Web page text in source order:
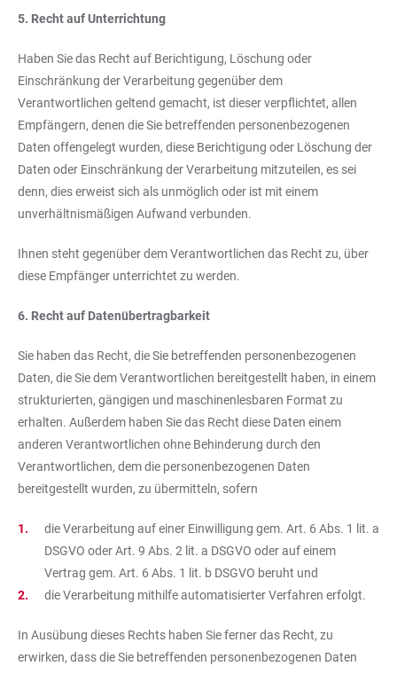
5. Recht auf Unterrichtung
Haben Sie das Recht auf Berichtigung, Löschung oder
Einschränkung der Verarbeitung gegenüber dem
Verantwortlichen geltend gemacht, ist dieser verpflichtet, allen
Empfängern, denen die Sie betreffenden personenbezogenen
Daten offengelegt wurden, diese Berichtigung oder Löschung der
Daten oder Einschränkung der Verarbeitung mitzuteilen, es sei
denn, dies erweist sich als unmöglich oder ist mit einem
unverhältnismäßigen Aufwand verbunden.
Ihnen steht gegenüber dem Verantwortlichen das Recht zu, über
diese Empfänger unterrichtet zu werden.
6. Recht auf Datenübertragbarkeit
Sie haben das Recht, die Sie betreffenden personenbezogenen
Daten, die Sie dem Verantwortlichen bereitgestellt haben, in einem
strukturierten, gängigen und maschinenlesbaren Format zu
erhalten. Außerdem haben Sie das Recht diese Daten einem
anderen Verantwortlichen ohne Behinderung durch den
Verantwortlichen, dem die personenbezogenen Daten
bereitgestellt wurden, zu übermitteln, sofern
die Verarbeitung auf einer Einwilligung gem. Art. 6 Abs. 1 lit. a
DSGVO oder Art. 9 Abs. 2 lit. a DSGVO oder auf einem
Vertrag gem. Art. 6 Abs. 1 lit. b DSGVO beruht und
die Verarbeitung mithilfe automatisierter Verfahren erfolgt.
In Ausübung dieses Rechts haben Sie ferner das Recht, zu
erwirken, dass die Sie betreffenden personenbezogenen Daten